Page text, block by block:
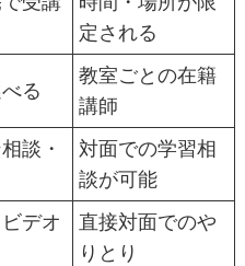
定される
る
教室ごとの在籍
講師
談・
対面での学習相
談が可能
デオ
直接対面でのや
りとり